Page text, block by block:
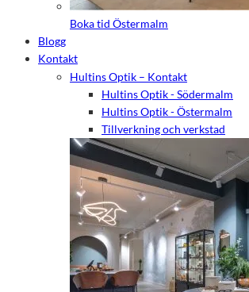
Boka tid Östermalm
Blogg
Kontakt
Hultins Optik – Kontakt
Hultins Optik - Södermalm
Hultins Optik - Östermalm
Tillverkning och verkstad